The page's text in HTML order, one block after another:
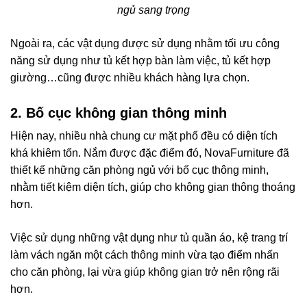
ngủ sang trọng
Ngoài ra, các vật dụng được sử dụng nhằm tối ưu công
năng sử dụng như tủ kết hợp bàn làm việc, tủ kết hợp
giường…cũng được nhiều khách hàng lựa chọn.
2. Bố cục không gian thông minh
Hiện nay, nhiều nhà chung cư mặt phố đều có diện tích
khá khiêm tốn. Nắm được đặc điểm đó, NovaFurniture đã
thiết kế những căn phòng ngủ với bố cục thông minh,
nhằm tiết kiệm diện tích, giúp cho không gian thông thoáng
hơn.
Việc sử dụng những vật dụng như tủ quần áo, kệ trang trí
làm vách ngăn một cách thông minh vừa tạo điểm nhấn
cho căn phòng, lại vừa giúp không gian trở nên rộng rãi
hơn.